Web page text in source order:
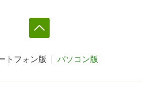
トフォン版 パソコン版